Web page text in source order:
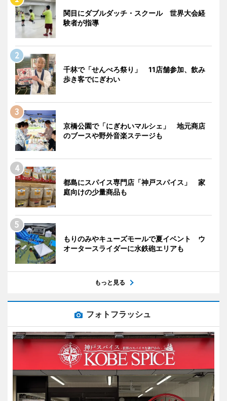
関目にダブルダッチ・スクール 世界大会経
験者が指導
千林で「せんべろ祭り」 11店舗参加、飲み
歩き客でにぎわい
京橋公園で「にぎわいマルシェ」 地元商店
のブースや野外音楽ステージも
都島にスパイス専門店「神戸スパイス」 家
庭向けの少量商品も
もりのみやキューズモールで夏イベント ウ
オータースライダーに水鉄砲エリアも
もっと見る
フォトフラッシュ